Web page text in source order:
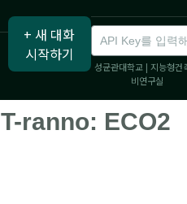
+ 새 대화
시작하기
성균관대학교 | 지능형건
비연구실
T-ranno: ECO2